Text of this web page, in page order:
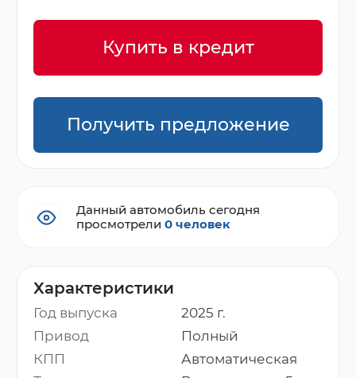
Характеристики
Год выпуска
2025 г.
Привод
Полный
КПП
Автоматическая
Купить в кредит
Получить предложение
Данный автомобиль сегодня
просмотрели0 человек